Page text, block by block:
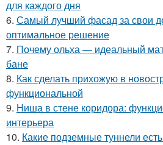
для каждого дня
6. Самый лучший фасад за свои
оптимальное решение
7. Почему ольха — идеальный
бане
8. Как сделать прихожую в
функциональной
9. Ниша в стене коридора:
интерьера
10. Какие подземные туннели